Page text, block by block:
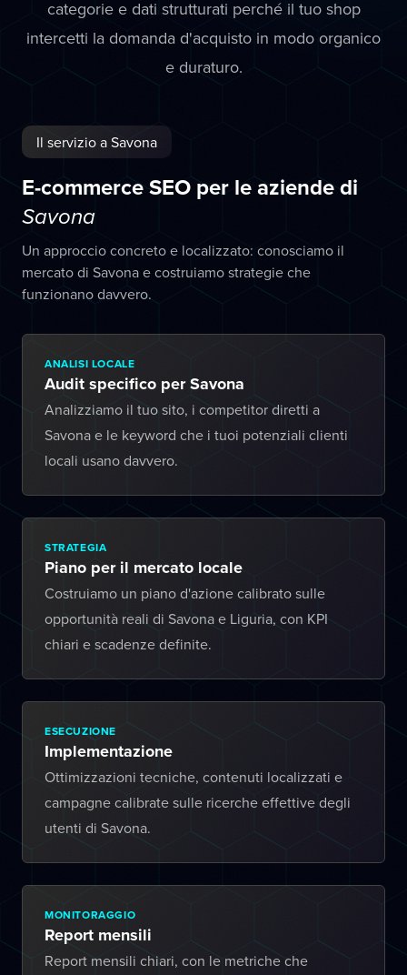
categorie e dati strutturati perché il tuo shop
intercetti la domanda d'acquisto in modo organico
e duraturo.
Il servizio a Savona
E-commerce SEO per le aziende di
Savona
Un approccio concreto e localizzato: conosciamo il
mercato di Savona e costruiamo strategie che
funzionano davvero.
ANALISI LOCALE
Audit specifico per Savona
Analizziamo il tuo sito, i competitor diretti a
Savona e le keyword che i tuoi potenziali clienti
locali usano davvero.
STRATEGIA
Piano per il mercato locale
Costruiamo un piano d'azione calibrato sulle
opportunità reali di Savona e Liguria, con KPI
chiari e scadenze definite.
ESECUZIONE
Implementazione
Ottimizzazioni tecniche, contenuti localizzati e
campagne calibrate sulle ricerche effettive degli
utenti di Savona.
MONITORAGGIO
Report mensili
Report mensili chiari, con le metriche che